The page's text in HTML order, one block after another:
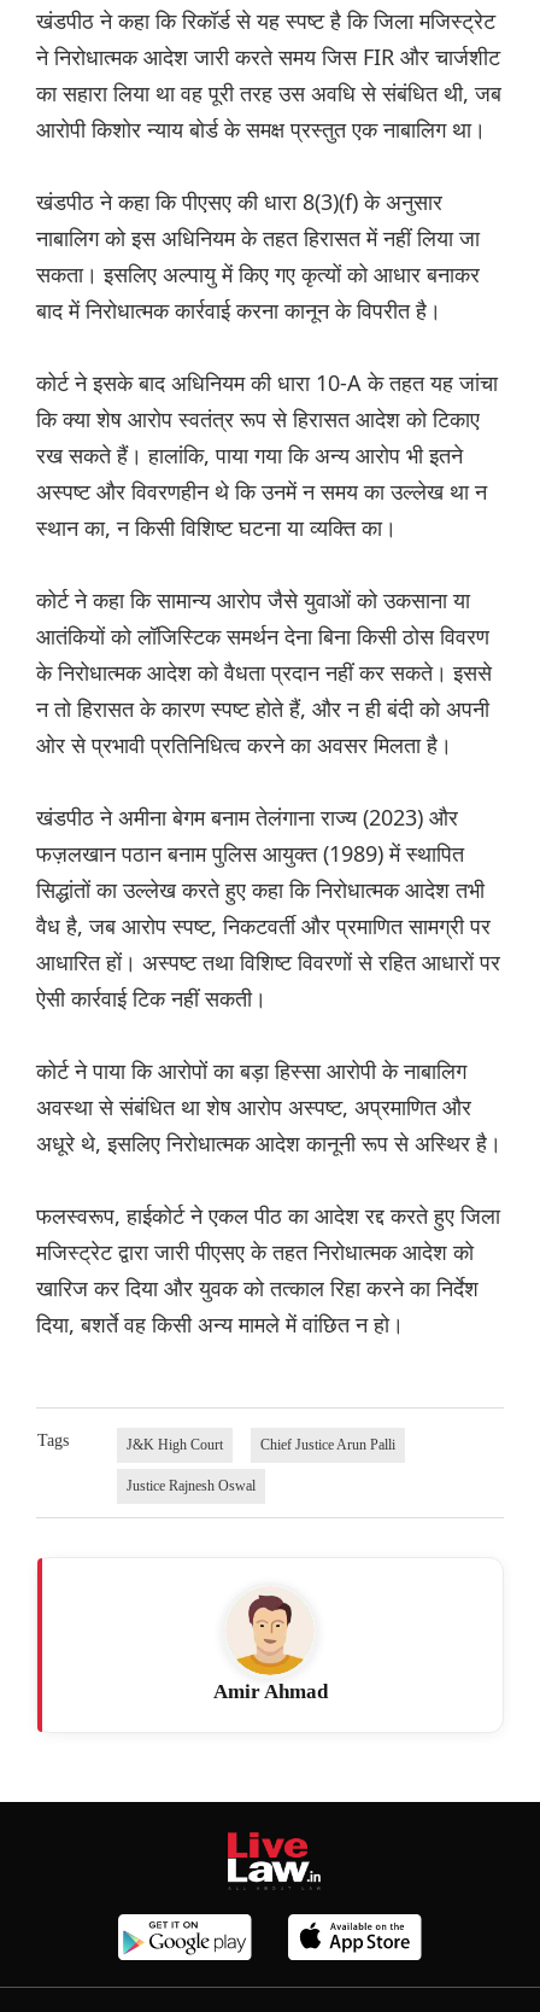
खंडपीठ ने कहा कि रिकॉर्ड से यह स्पष्ट है कि जिला मजिस्ट्रेट
ने निरोधात्मक आदेश जारी करते समय जिस FIR और चार्जशीट
का सहारा लिया था वह पूरी तरह उस अवधि से संबंधित थी, जब
आरोपी किशोर न्याय बोर्ड के समक्ष प्रस्तुत एक नाबालिग था।
खंडपीठ ने कहा कि पीएसए की धारा 8(3)(f) के अनुसार
नाबालिग को इस अधिनियम के तहत हिरासत में नहीं लिया जा
सकता। इसलिए अल्पायु में किए गए कृत्यों को आधार बनाकर
बाद में निरोधात्मक कार्रवाई करना कानून के विपरीत है।
कोर्ट ने इसके बाद अधिनियम की धारा 10-A के तहत यह जांचा
कि क्या शेष आरोप स्वतंत्र रूप से हिरासत आदेश को टिकाए
रख सकते हैं। हालांकि, पाया गया कि अन्य आरोप भी इतने
अस्पष्ट और विवरणहीन थे कि उनमें न समय का उल्लेख था न
स्थान का, न किसी विशिष्ट घटना या व्यक्ति का।
कोर्ट ने कहा कि सामान्य आरोप जैसे युवाओं को उकसाना या
आतंकियों को लॉजिस्टिक समर्थन देना बिना किसी ठोस विवरण
के निरोधात्मक आदेश को वैधता प्रदान नहीं कर सकते। इससे
न तो हिरासत के कारण स्पष्ट होते हैं, और न ही बंदी को अपनी
ओर से प्रभावी प्रतिनिधित्व करने का अवसर मिलता है।
खंडपीठ ने अमीना बेगम बनाम तेलंगाना राज्य (2023) और
फज़लखान पठान बनाम पुलिस आयुक्त (1989) में स्थापित
सिद्धांतों का उल्लेख करते हुए कहा कि निरोधात्मक आदेश तभी
वैध है, जब आरोप स्पष्ट, निकटवर्ती और प्रमाणित सामग्री पर
आधारित हों। अस्पष्ट तथा विशिष्ट विवरणों से रहित आधारों पर
ऐसी कार्रवाई टिक नहीं सकती।
कोर्ट ने पाया कि आरोपों का बड़ा हिस्सा आरोपी के नाबालिग
अवस्था से संबंधित था शेष आरोप अस्पष्ट, अप्रमाणित और
अधूरे थे, इसलिए निरोधात्मक आदेश कानूनी रूप से अस्थिर है।
फलस्वरूप, हाईकोर्ट ने एकल पीठ का आदेश रद्द करते हुए जिला
मजिस्ट्रेट द्वारा जारी पीएसए के तहत निरोधात्मक आदेश को
खारिज कर दिया और युवक को तत्काल रिहा करने का निर्देश
दिया, बशर्ते वह किसी अन्य मामले में वांछित न हो।
Tags J&K High Court Chief Justice Arun Palli
Justice Rajnesh Oswal
Amir Ahmad